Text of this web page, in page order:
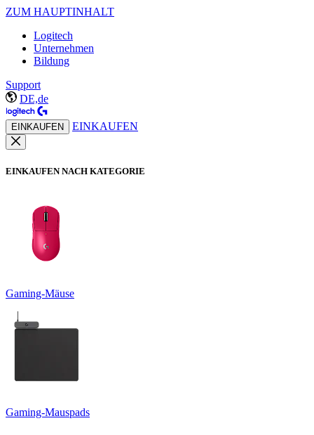
ZUM HAUPTINHALT
Logitech
Unternehmen
Bildung
Support
DE,de
EINKAUFEN EINKAUFEN
EINKAUFEN NACH KATEGORIE
Gaming-Mäuse
Gaming-Mauspads